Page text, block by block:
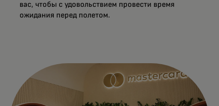
вас, чтобы с удовольствием провести время
ожидания перед полетом.